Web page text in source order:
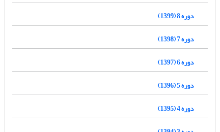
دوره 8 (1399)
دوره 7 (1398)
دوره 6 (1397)
دوره 5 (1396)
دوره 4 (1395)